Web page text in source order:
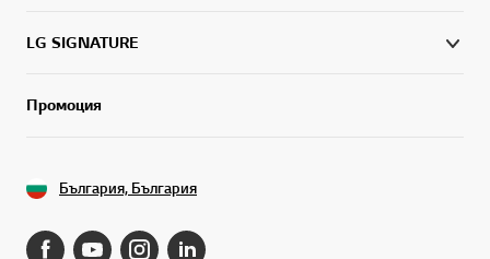
LG SIGNATURE
Промоция
България, България